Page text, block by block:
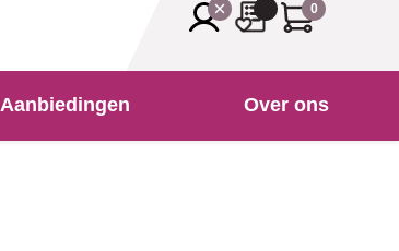
0
Aanbiedingen Over ons